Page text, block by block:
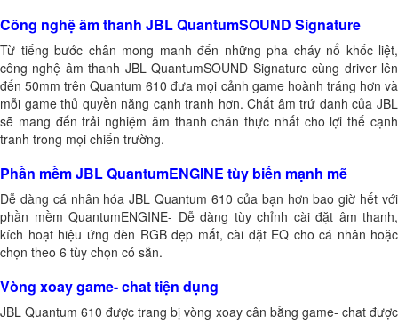
Công nghệ âm thanh JBL QuantumSOUND Signature
Từ tiếng bước chân mong manh đến những pha cháy nổ khốc liệt,
công nghệ âm thanh JBL QuantumSOUND Signature cùng driver lên
đến 50mm trên Quantum 610 đưa mọi cảnh game hoành tráng hơn và
mỗi game thủ quyền năng cạnh tranh hơn. Chất âm trứ danh của JBL
sẽ mang đến trải nghiệm âm thanh chân thực nhất cho lợi thế cạnh
tranh trong mọi chiến trường.
Phần mềm JBL QuantumENGINE tùy biến mạnh mẽ
Dễ dàng cá nhân hóa JBL Quantum 610 của bạn hơn bao giờ hết với
phần mềm QuantumENGINE- Dễ dàng tùy chỉnh cài đặt âm thanh,
kích hoạt hiệu ứng đèn RGB đẹp mắt, cài đặt EQ cho cá nhân hoặc
chọn theo 6 tùy chọn có sẵn.
Vòng xoay game- chat tiện dụng
JBL Quantum 610 được trang bị vòng xoay cân bằng game- chat được